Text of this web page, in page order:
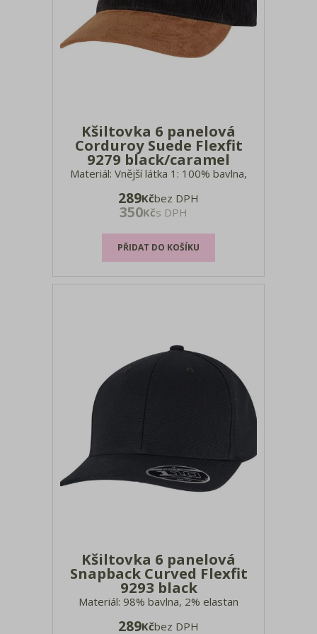
Kšiltovka 6 panelová
Corduroy Suede Flexfit
9279 black/caramel
Materiál: Vnější látka 1: 100% bavlna,
Kšilt z umělého semiše, 4 ozdobné švy
na kšiltu, uvnitř Flexfit® potní pásek,
kovovým zapínáním, ruční praní, nesmí
289Kčbez DPH
350Kčs DPH
Kšiltovka 6 panelová
Snapback Curved Flexfit
9293 black
Materiál: 98% bavlna, 2% elastan
ozdobných švů na kšiltu, uvnitř Flexfit®
289Kčbez DPH